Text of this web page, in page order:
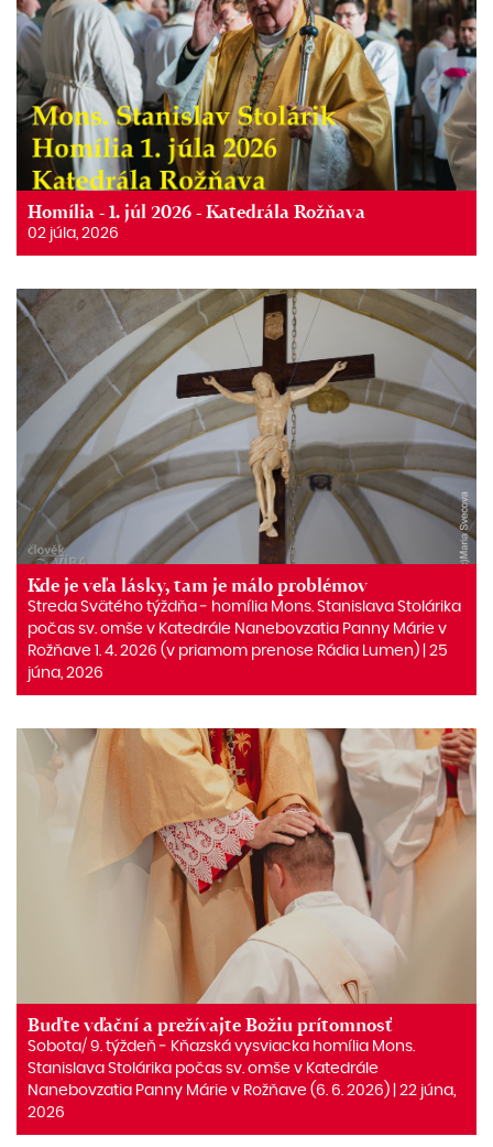
Homília - 1. júl 2026 - Katedrála Rožňava
02 júla, 2026
Kde je veľa lásky, tam je málo problémov
Streda Svätého týždňa ‒ homília Mons. Stanislava Stolárika
počas sv. omše v Katedrále Nanebovzatia Panny Márie v
Rožňave 1. 4. 2026 (v priamom prenose Rádia Lumen) | 25
júna, 2026
Buďte vďační a prežívajte Božiu prítomnosť
Sobota/ 9. týždeň ‒ Kňazská vysviacka homília Mons.
Stanislava Stolárika počas sv. omše v Katedrále
Nanebovzatia Panny Márie v Rožňave (6. 6. 2026) | 22 júna,
2026